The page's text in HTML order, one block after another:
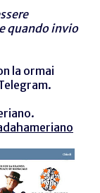
quando invio
la ormai